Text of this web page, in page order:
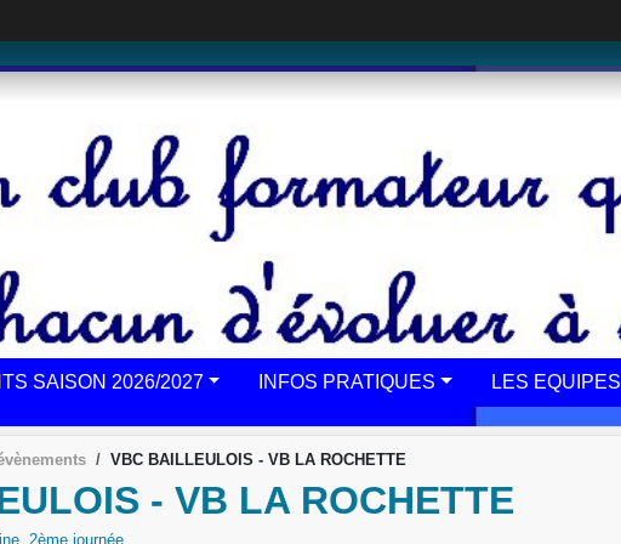
SAISON 2026/2027 INFOS PRATIQUES LES EQUIPES
VBC BAILLEULOIS - VB LA ROCHETTE
- VB LA ROCHETTE
2ème journée